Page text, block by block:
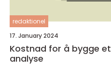
redaktionel
17. January 2024
Kostnad for å bygge
analyse